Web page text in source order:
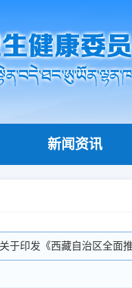
新闻资讯
关于印发《西藏自治区全面